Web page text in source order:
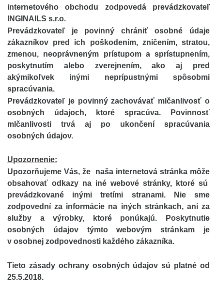
internetového obchodu zodpovedá prevádzkovateľ
INGINAILS s.r.o.
Prevádzkovateľ je povinný chrániť osobné údaje
zákazníkov pred ich poškodením, zničením, stratou,
zmenou, neoprávneným prístupom a sprístupnením,
poskytnutím alebo zverejnením, ako aj pred
akýmikoľvek inými neprípustnými spôsobmi
spracúvania.
Prevádzkovateľ je povinný zachovávať mlčanlivosť o
osobných údajoch, ktoré spracúva. Povinnosť
mlčanlivosti trvá aj po ukončení spracúvania
osobných údajov.
Upozornenie:
Upozorňujeme Vás, že naša internetová stránka môže
obsahovať odkazy na iné webové stránky, ktoré sú
prevádzkované inými tretími stranami. Nie sme
zodpovední za informácie na iných stránkach, ani za
služby a výrobky, ktoré ponúkajú. Poskytnutie
osobných údajov týmto webovým stránkam je
v osobnej zodpovednosti každého zákazníka.
Tieto zásady ochrany osobných údajov sú platné od
25.5.2018.